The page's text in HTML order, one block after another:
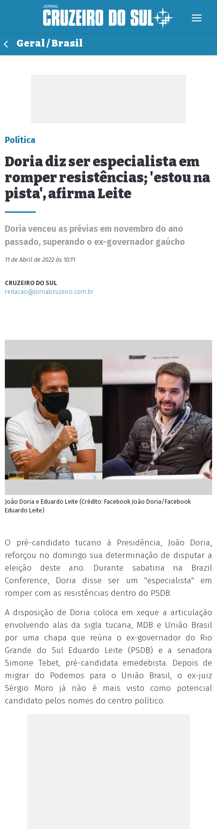
Geral / Brasil
Política
Doria diz ser especialista em
romper resistências; 'estou na
pista', afirma Leite
Doria venceu as prévias em novembro do ano
passado, superando o ex-governador gaúcho
11 de Abril de 2022 às 10:11
CRUZEIRO DO SUL
redacao@jornalcruzeiro.com.br
João Doria e Eduardo Leite (Crédito: Facebook João Doria/Facebook
Eduardo Leite)
O pré-candidato tucano à Presidência, João Doria,
reforçou no domingo sua determinação de disputar a
eleição deste ano. Durante sabatina na Brazil
Conference, Doria disse ser um "especialista" em
romper com as resistências dentro do PSDB.
A disposição de Doria coloca em xeque a articulação
envolvendo alas da sigla tucana, MDB e União Brasil
por uma chapa que reúna o ex-governador do Rio
Grande do Sul Eduardo Leite (PSDB) e a senadora
Simone Tebet, pré-candidata emedebista. Depois de
migrar do Podemos para o União Brasil, o ex-juiz
Sérgio Moro já não é mais visto como potencial
candidato pelos nomes do centro político.